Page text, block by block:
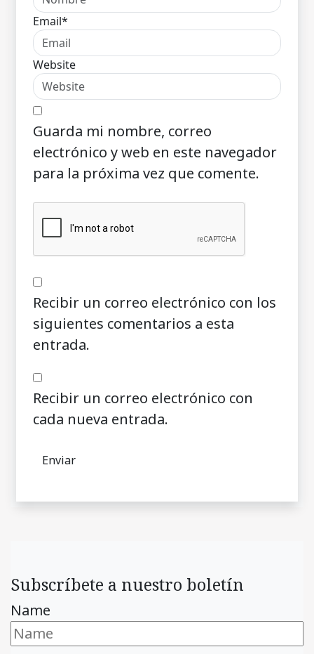
Email*
Website
Guarda mi nombre, correo
electrónico y web en este navegador
para la próxima vez que comente.
Recibir un correo electrónico con los
siguientes comentarios a esta
entrada.
Recibir un correo electrónico con
cada nueva entrada.
Subscríbete a nuestro boletín
Name